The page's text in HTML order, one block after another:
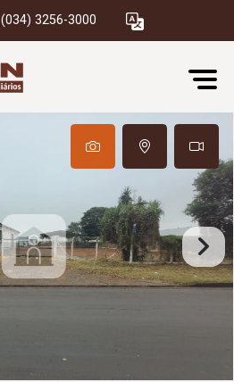
(034) 3256-3000